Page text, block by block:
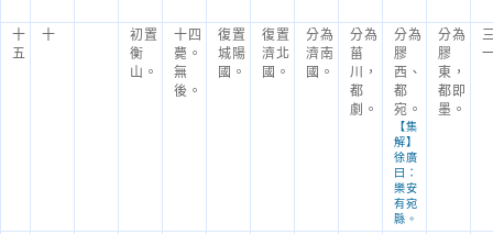
十
五
十
初置
衡
山。
十四
薨。
無
後。
復置
城陽
國。
復置
濟北
國。
分為
濟南
國。
分為
菑
川，
都
劇。
分為
膠
西、
都
宛。
【集
解】
徐廣
曰：
樂安
有宛
縣。
分為
膠
東，
都即
墨。